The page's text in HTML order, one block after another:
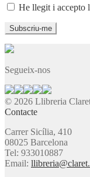
He llegit i accepto
Segueix-nos
© 2026 Llibreria
Contacte
Carrer Sicília, 410
08025 Barcelona
Tel: 933010887
Email: